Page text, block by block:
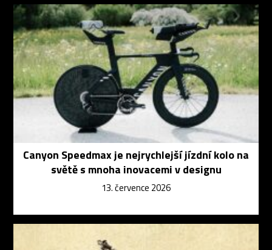
Canyon Speedmax je nejrychlejší jízdní kolo na
světě s mnoha inovacemi v designu
13. července 2026